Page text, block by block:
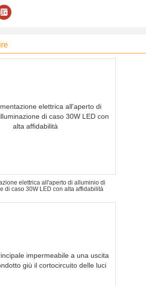
elettrica all'aperto di alluminio di
di caso 30W LED con alta affidabilità